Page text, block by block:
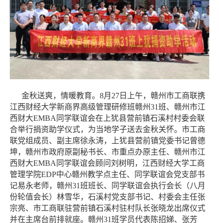
金秋送爽，情暖教育。8月27日上午，赣州市工商联携
江西财经大学新商界高级管理研修班赣州31班、赣州市江
西财大EMBA同学联谊会在上犹县营前镇石溪村村委会联
合举行捐资助学仪式，为当地学子送去金秋关怀。市工商
联党组成员、副主席徐永涛，上犹县营前镇党委书记曾德
坤，赣州市政府原副秘书长、市重点办原主任、赣州市江
西财大EMBA同学联谊会顾问刘树明，江西财经大学工商
管理学院EDP中心赣州教学点主任、同学联谊会党支部书
记易永老师，赣州31班班长、同学联谊会执行会长（八月
份轮值会长）林雪华，石溪村党支部书记、村委会主任张
宗亮、市工商联驻营前镇石溪村驻村队长张晓龙出席仪式
并在主席台前排就座。赣州31班学员代表陈招娣、张芳